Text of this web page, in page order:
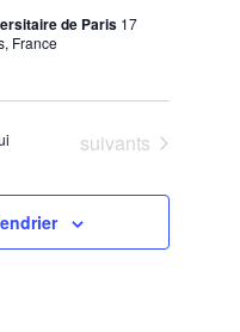
de Paris 17
France
Évènements
suivants